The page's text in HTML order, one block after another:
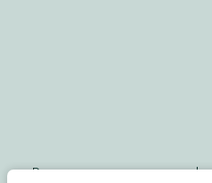
De persoonsgegegevens